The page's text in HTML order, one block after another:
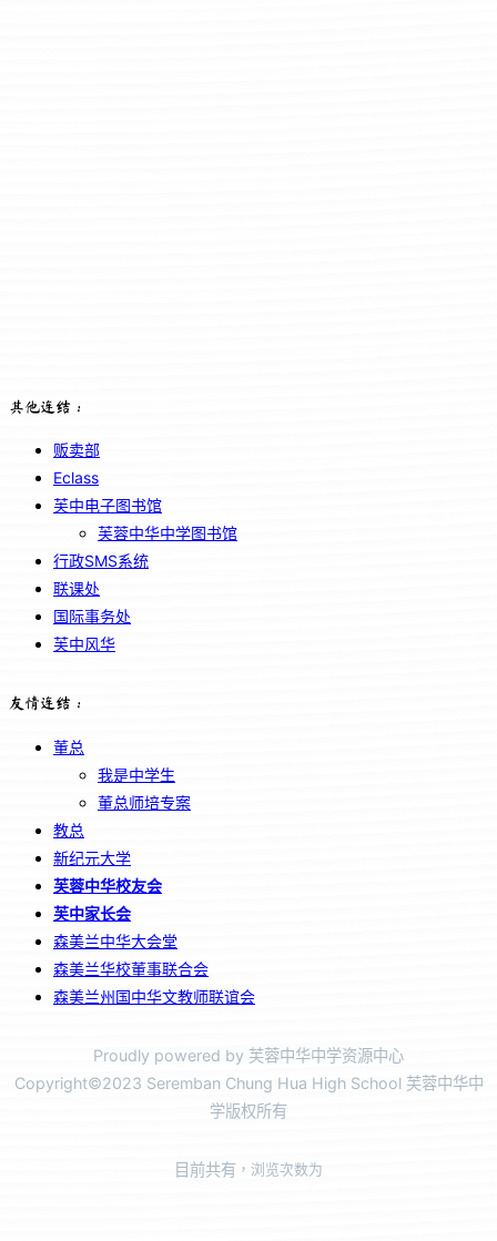
其他连结：
贩卖部
Eclass
芙中电子图书馆
芙蓉中华中学图书馆
行政SMS系统
联课处
国际事务处
芙中风华
友情连结：
董总
我是中学生
董总师培专案
教总
新纪元大学
芙蓉中华校友会
芙中家长会
森美兰中华大会堂
森美兰华校董事联合会
森美兰州国中华文教师联谊会
Proudly powered by 芙蓉中华中学资源中心
Copyright©2023 Seremban Chung Hua High School 芙蓉中华中
学版权所有
目前共有 ，浏览次数为